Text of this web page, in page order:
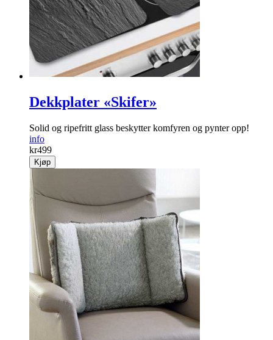
Dekkplater «Skifer»
Solid og ripefritt glass beskytter komfyren og pynter opp!
info
kr499
Kjøp